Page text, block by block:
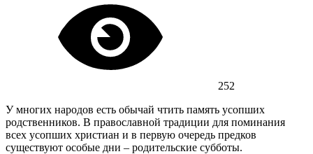
252
У многих народов есть обычай чтить память усопших
родственников. В православной традиции для поминания
всех усопших христиан и в первую очередь предков
существуют особые дни – родительские субботы.